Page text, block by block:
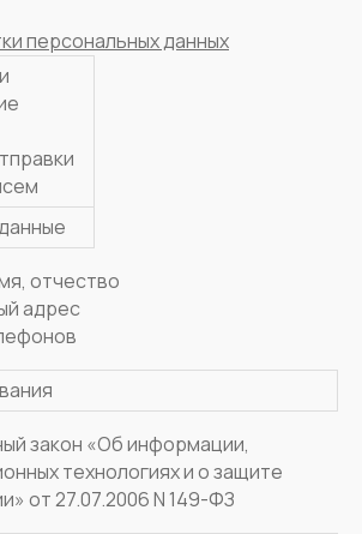
персональных данных
отчество
адрес
закон «Об информации,
технологиях и о защите
от 27.07.2006 N 149-ФЗ